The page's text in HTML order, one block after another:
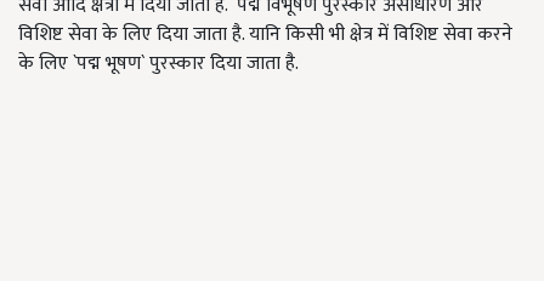
विशिष्ट सेवा के लिए दिया जाता है. यानि किसी भी क्षेत्र में विशिष्ट सेवा करने
के लिए `पद्म भूषण` पुरस्कार दिया जाता है.